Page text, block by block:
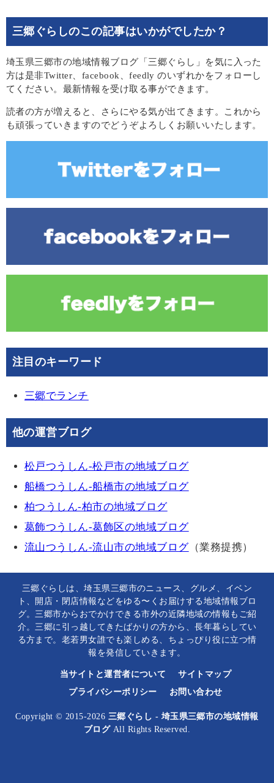
三郷ぐらしのこの記事はいかがでしたか？
埼玉県三郷市の地域情報ブログ「三郷ぐらし」を気に入った
方は是非Twitter、facebook、feedly のいずれかをフォローし
てください。最新情報を受け取る事ができます。
読者の方が増えると、さらにやる気が出てきます。これから
も頑張っていきますのでどうぞよろしくお願いいたします。
注目のキーワード
三郷でランチ
他の運営ブログ
松戸つうしん-松戸市の地域ブログ
船橋つうしん-船橋市の地域ブログ
柏つうしん-柏市の地域ブログ
葛飾つうしん-葛飾区の地域ブログ
流山つうしん-流山市の地域ブログ（業務提携）
三郷ぐらしは、埼玉県三郷市のニュース、グルメ、イベン
ト、開店・閉店情報などをゆる〜くお届けする地域情報ブロ
グ。三郷市からおでかけできる市外の近隣地域の情報もご紹
介。三郷に引っ越してきたばかりの方から、長年暮らしてい
る方まで。老若男女誰でも楽しめる、ちょっぴり役に立つ情
報を発信していきます。
当サイトと運営者について
サイトマップ
プライバシーポリシー
お問い合わせ
Copyright © 2015-2026 三郷ぐらし - 埼玉県三郷市の地域情報
ブログAll Rights Reserved.